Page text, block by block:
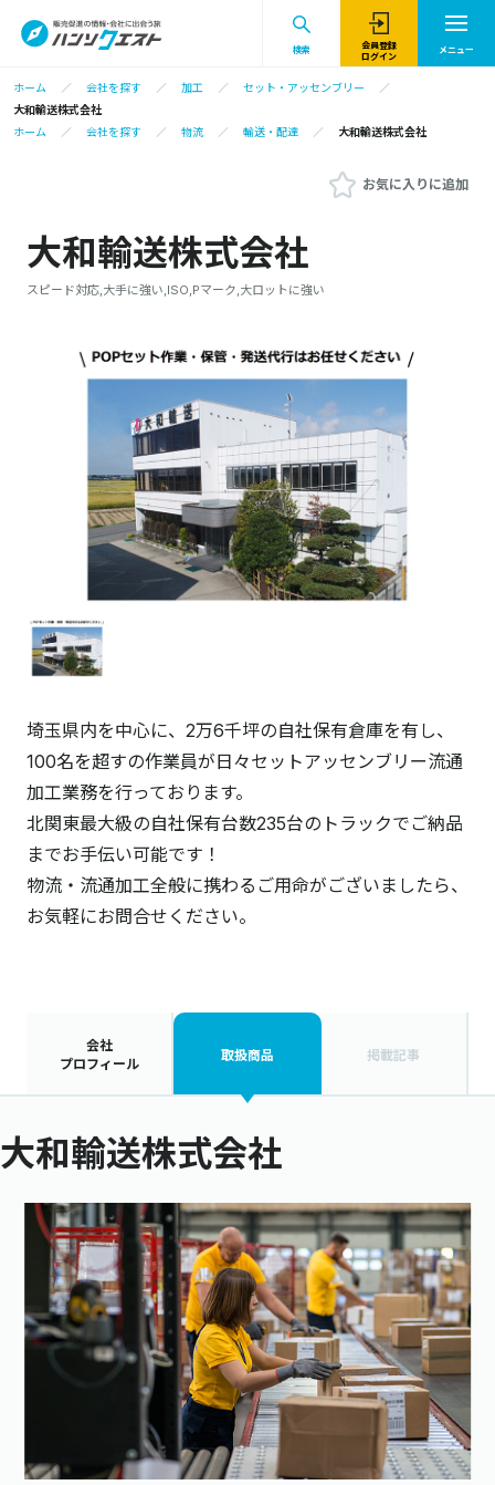
検索
会員登録
ログイン
メニュー
ホーム 会社を探す 加工
セット・アッセンブリー
大和輸送株式会社
ホーム
会社を探す 物流 輸送・配達 大和輸送株式会社
お気に入りに追加
大和輸送株式会社
スピード対応,大手に強い,ISO,Pマーク,大ロットに強い
埼玉県内を中心に、2万6千坪の自社保有倉庫を有し、
100名を超すの作業員が日々セットアッセンブリー流通
加工業務を行っております。
北関東最大級の自社保有台数235台のトラックでご納品
までお手伝い可能です！
物流・流通加工全般に携わるご用命がございましたら、
お気軽にお問合せください。
会社
プロフィール
取扱商品 掲載記事
大和輸送株式会社